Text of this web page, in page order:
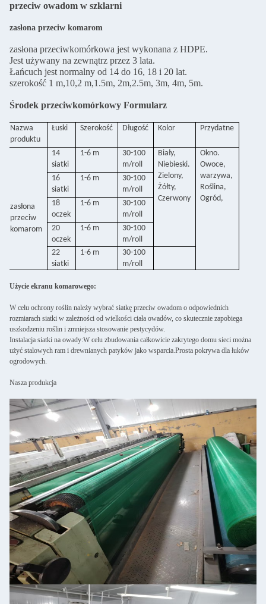
przeciw owadom w szklarni
zasłona przeciw komarom
zasłona przeciwkomórkowa jest wykonana z HDPE.
Jest używany na zewnątrz przez 3 lata.
Łańcuch jest normalny od 14 do 16, 18 i 20 lat.
szerokość 1 m,10,2 m,1.5m, 2m,2.5m, 3m, 4m, 5m.
Środek przeciwkomórkowy Formularz
Nazwa
produktu
Łuski Szerokość Długość Kolor Przydatne
zasłona
przeciw
komarom
14
siatki
1-6 m
30-100
m/roll
Biały,
Niebieski.
Zielony,
Żółty,
Czerwony
Okno.
Owoce,
warzywa,
Roślina,
Ogród,
16
siatki
1-6 m
30-100
m/roll
18
oczek
1-6 m
30-100
m/roll
20
oczek
1-6 m
30-100
m/roll
22
siatki
1-6 m
30-100
m/roll
Użycie ekranu komarowego:
W celu ochrony roślin należy wybrać siatkę przeciw owadom o odpowiednich
rozmiarach siatki w zależności od wielkości ciała owadów, co skutecznie zapobiega
uszkodzeniu roślin i zmniejsza stosowanie pestycydów.
Instalacja siatki na owady:W celu zbudowania całkowicie zakrytego domu sieci można
użyć stalowych ram i drewnianych patyków jako wsparcia.Prosta pokrywa dla łuków
ogrodowych.
Nasza produkcja